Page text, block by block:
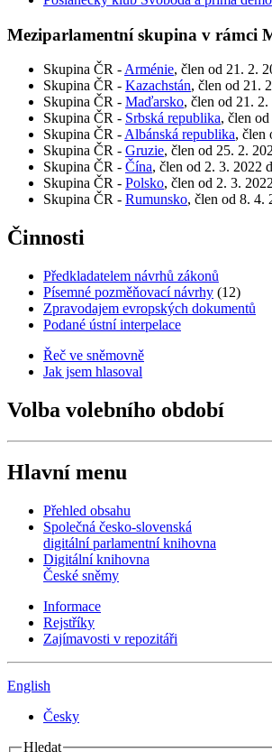
Meziparlamentní skupina v rámci
Skupina ČR -Arménie, člen od 21. 2.
Skupina ČR - Kazachstán, člen od 21.
Skupina ČR - Maďarsko, člen od 21.
Skupina ČR - Srbská republika, člen
Skupina ČR -Albánská republika, člen
Skupina ČR - Gruzie, člen od 25. 2.
Skupina ČR - Čína, člen od 2. 3. 2022
Skupina ČR - Polsko, člen od 2. 3.
Skupina ČR - Rumunsko, člen od 8. 4.
Činnosti
Předkladatelem návrhů zákonů
Písemné pozměňovací návrhy (12)
Zpravodajem evropských dokumentů
Podané ústní interpelace
Řeč ve sněmovně
Jak jsem hlasoval
Volba volebního období
Hlavní menu
Přehled obsahu
Společná česko-slovenská
digitální parlamentní knihovna
Digitální knihovna
České sněmy
Informace
Rejstříky
Zajímavosti v repozitáři
English
Česky
Hledat